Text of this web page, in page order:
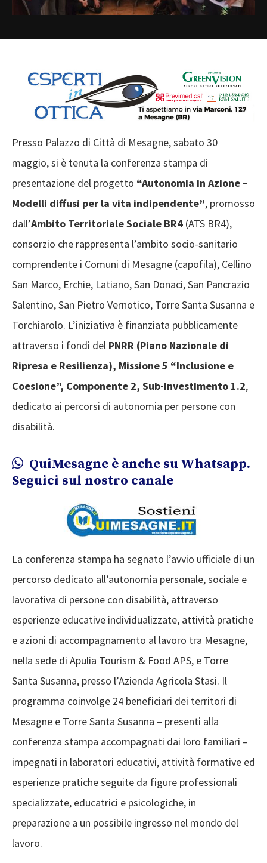
Presso Palazzo di Città di Mesagne, sabato 30
maggio, si è tenuta la conferenza stampa di
presentazione del progetto “Autonomia in Azione –
Modelli diffusi per la vita indipendente”, promosso
dall’Ambito Territoriale Sociale BR4 (ATS BR4),
consorzio che rappresenta l’ambito socio-sanitario
comprendente i Comuni di Mesagne (capofila), Cellino
San Marco, Erchie, Latiano, San Donaci, San Pancrazio
Salentino, San Pietro Vernotico, Torre Santa Susanna e
Torchiarolo. L’iniziativa è finanziata pubblicamente
attraverso i fondi del PNRR (Piano Nazionale di
Ripresa e Resilienza), Missione 5 “Inclusione e
Coesione”, Componente 2, Sub-investimento 1.2,
dedicato ai percorsi di autonomia per persone con
disabilità.
QuiMesagne è anche su Whatsapp.
Seguici sul nostro canale
La conferenza stampa ha segnato l’avvio ufficiale di un
percorso dedicato all’autonomia personale, sociale e
lavorativa di persone con disabilità, attraverso
esperienze educative individualizzate, attività pratiche
e azioni di accompagnamento al lavoro tra Mesagne,
nella sede di Apulia Tourism & Food APS, e Torre
Santa Susanna, presso l’Azienda Agricola Stasi. Il
programma coinvolge 24 beneficiari dei territori di
Mesagne e Torre Santa Susanna – presenti alla
conferenza stampa accompagnati dai loro familiari –
impegnati in laboratori educativi, attività formative ed
esperienze pratiche seguite da figure professionali
specializzate, educatrici e psicologiche, in
preparazione a un possibile ingresso nel mondo del
lavoro.